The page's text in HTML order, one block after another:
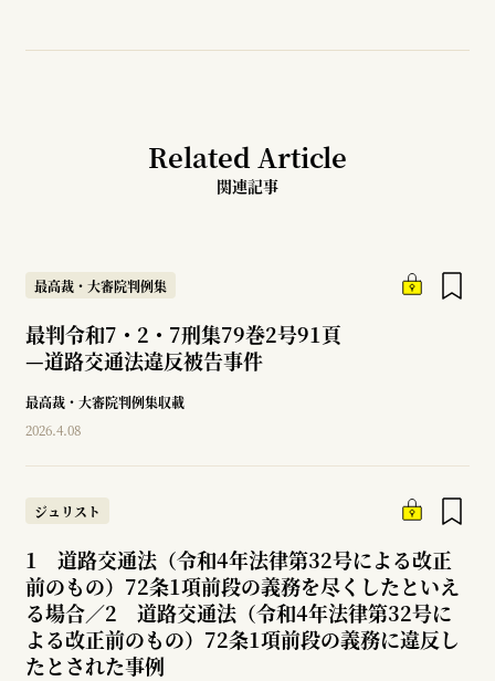
Related Article
関連記事
最高裁・大審院判例集
最判令和7・2・7刑集79巻2号91頁
—道路交通法違反被告事件
最高裁・大審院判例集収載
2026.4.08
ジュリスト
1 道路交通法（令和4年法律第32号による改正
前のもの）72条1項前段の義務を尽くしたといえ
る場合／2 道路交通法（令和4年法律第32号に
よる改正前のもの）72条1項前段の義務に違反し
たとされた事例